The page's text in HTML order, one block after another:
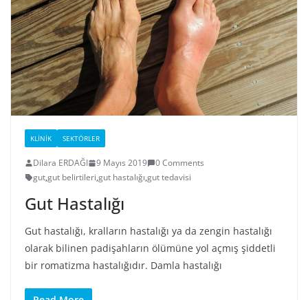
KLINIK SEKTÖRLER
Dilara ERDAĞI 9 Mayıs 2019
0 Comments
gut,gut belirtileri,gut hastalığı,gut tedavisi
Gut Hastalığı
Gut hastalığı, kralların hastalığı ya da zengin hastalığı
olarak bilinen padişahların ölümüne yol açmış şiddetli
bir romatizma hastalığıdır. Damla hastalığı